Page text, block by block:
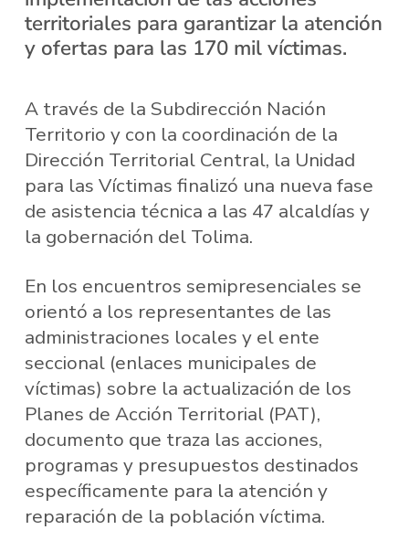
territoriales para garantizar la atención
y ofertas para las 170 mil víctimas.
A través de la Subdirección Nación
Territorio y con la coordinación de la
Dirección Territorial Central, la Unidad
para las Víctimas finalizó una nueva fase
de asistencia técnica a las 47 alcaldías y
la gobernación del Tolima.
En los encuentros semipresenciales se
orientó a los representantes de las
administraciones locales y el ente
seccional (enlaces municipales de
víctimas) sobre la actualización de los
Planes de Acción Territorial (PAT),
documento que traza las acciones,
programas y presupuestos destinados
específicamente para la atención y
reparación de la población víctima.